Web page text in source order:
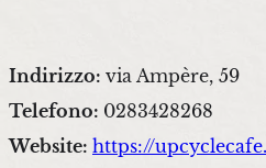
Indirizzo: via Ampère, 59
Telefono: 0283428268
Website: https://